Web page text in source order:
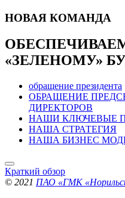
НОВАЯ КОМАНДА
«ЗЕЛЕНОМУ»
обращение президента
ОБРАЩЕНИЕ
ДИРЕКТОРОВ
НАШИ КЛЮЧЕВЫЕ
НАША СТРАТЕГИЯ
НАША БИЗНЕС
Краткий обзор
© 2021 ПАО «ГМК